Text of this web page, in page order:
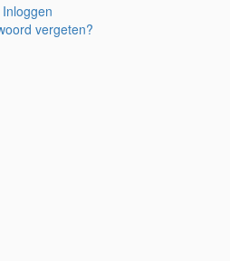
Inloggen
vergeten?